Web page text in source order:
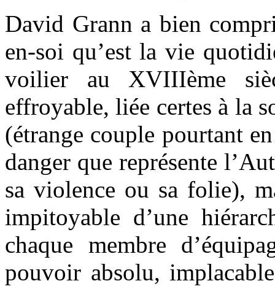
David Grann a bien
en-soi qu’est la vie
voilier au XVIIIème
effroyable, liée certes à la
(étrange couple pourtant
danger que représente
sa violence ou sa folie),
impitoyable d’une
chaque membre
pouvoir absolu,